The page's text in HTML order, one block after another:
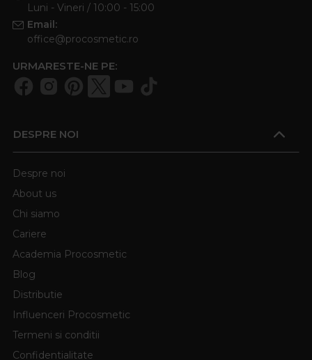
Luni - Vineri / 10:00 - 15:00
Email:
office@procosmetic.ro
URMARESTE-NE PE:
DESPRE NOI
Despre noi
About us
Chi siamo
Cariere
Academia Procosmetic
Blog
Distributie
Influenceri Procosmetic
Termeni si conditii
Confidentialitate